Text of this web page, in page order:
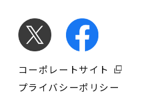
コーポレートサイト
プライバシーポリシー